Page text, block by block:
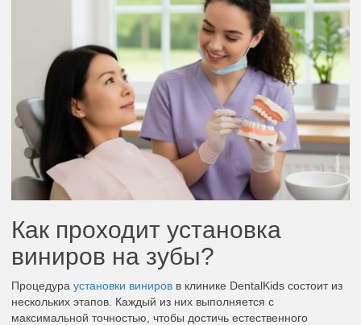
Как проходит установка
виниров на зубы?
Процедура установки виниров в клинике DentalKids состоит из
нескольких этапов. Каждый из них выполняется с
максимальной точностью, чтобы достичь естественного